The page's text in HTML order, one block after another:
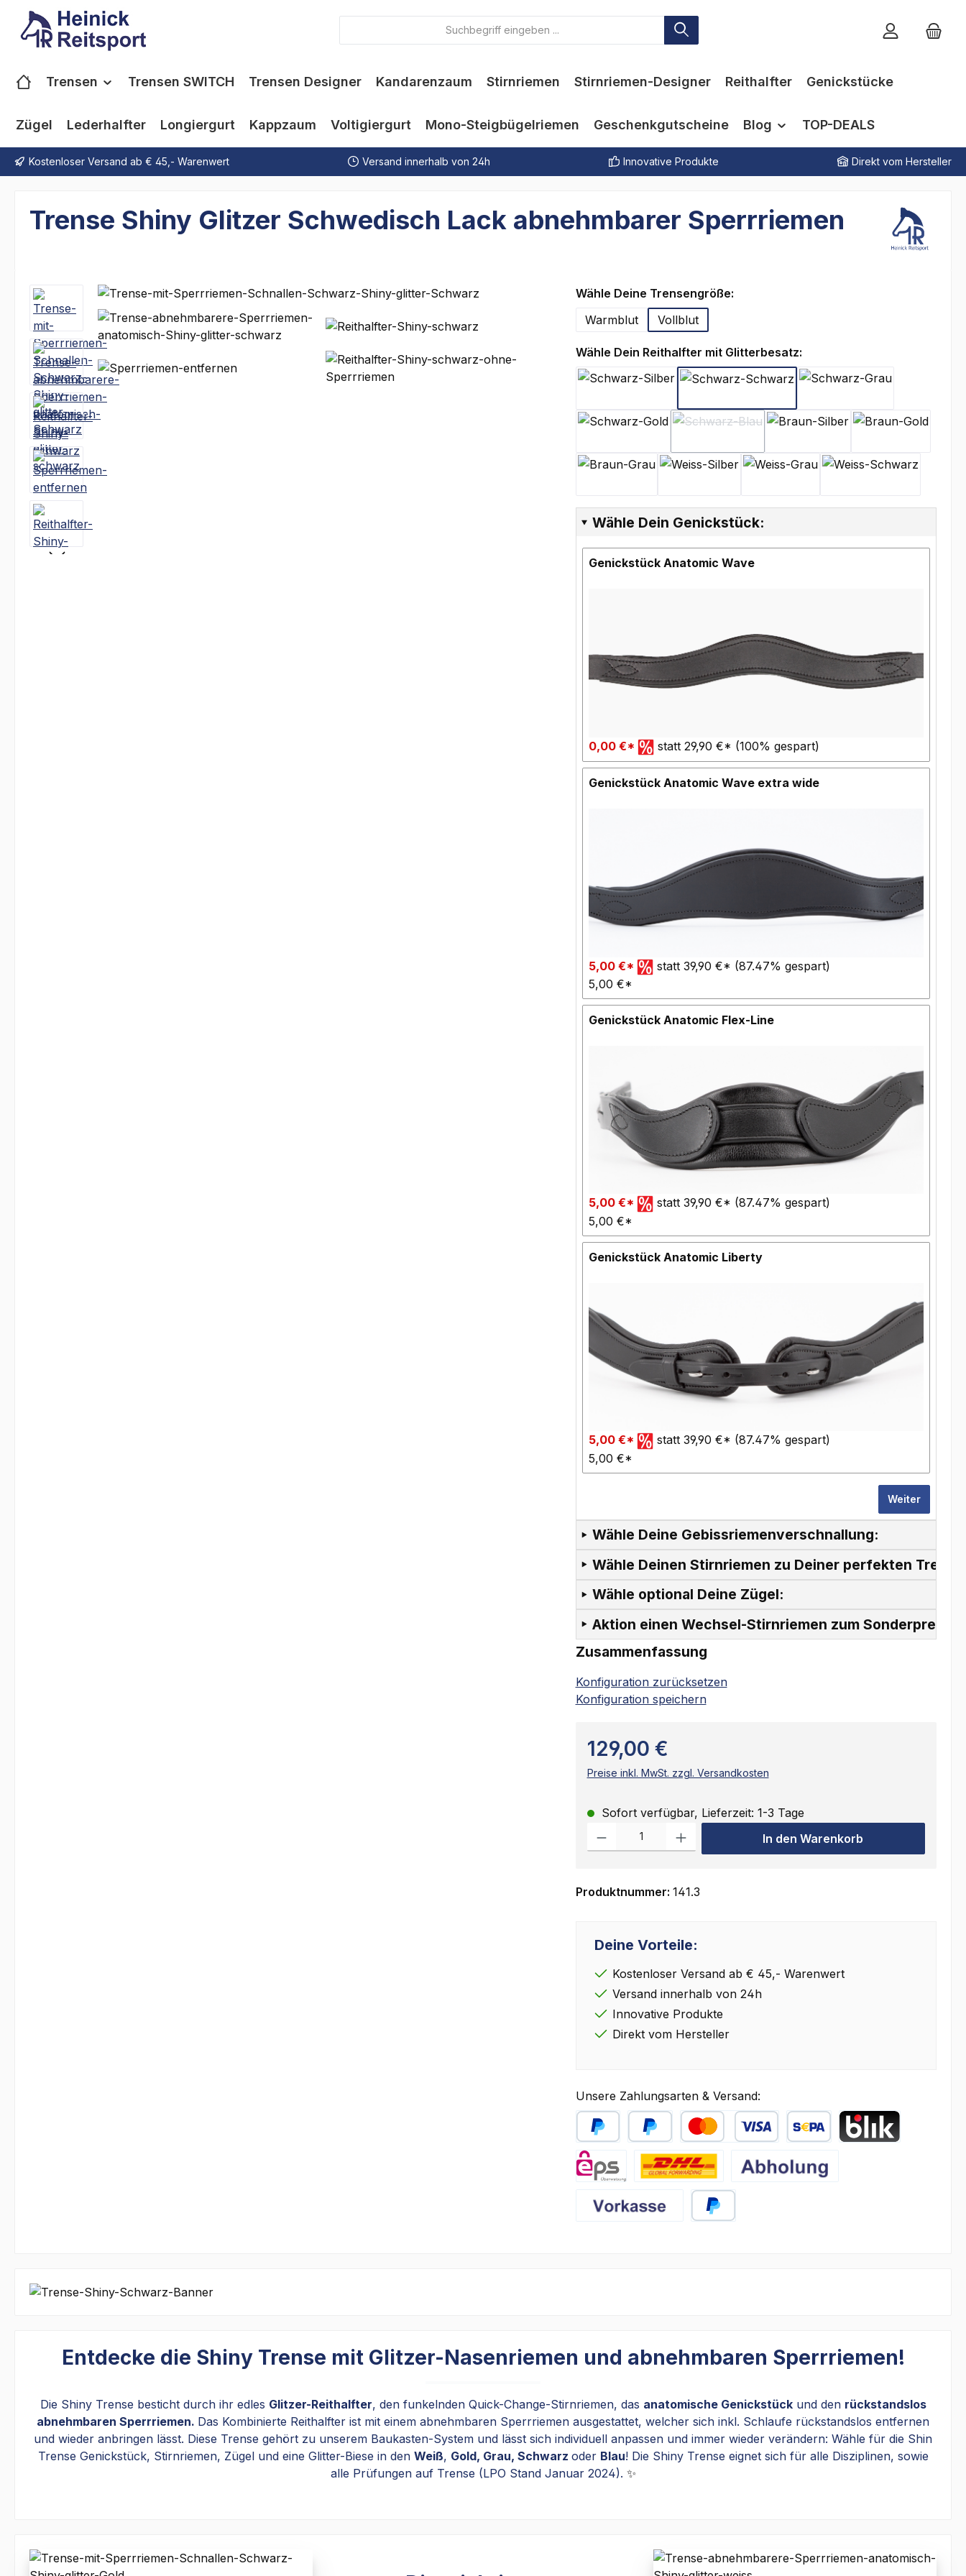
Hauptinhalt springen
Zur Suche springen
Zur Hauptnavigation springen
Trensen Trensen SWITCH Trensen Designer Kandarenzaum Stirnriemen Stirnriemen-Designer Reithalfter Genickstücke
Zügel Lederhalfter Longiergurt Kappzaum Voltigiergurt Mono-Steigbügelriemen Geschenkgutscheine Blog TOP-DEALS
Kostenloser Versand ab € 45,- Warenwert Versand innerhalb von 24h Innovative Produkte Direkt vom Hersteller
Trense Shiny Glitzer Schwedisch Lack abnehmbarer Sperrriemen
Bildergalerie überspringen Wähle Deine Trensengröße:auswählen
Warmblut
Vollblut
Wähle Dein Reithalfter mit Glitterbesatz:auswählen
Wähle Dein Genickstück:
Genickstück Anatomic Wave
0,00 €* statt 29,90 €* (100% gespart)
Genickstück Anatomic Wave extra wide
5,00 €*
statt 39,90 €* (87.47% gespart)
5,00 €*
Genickstück Anatomic Flex-Line
5,00 €*
statt 39,90 €* (87.47% gespart)
5,00 €*
Genickstück Anatomic Liberty
5,00 €*
statt 39,90 €* (87.47% gespart)
5,00 €*
Weiter
Wähle Deine Gebissriemenverschnallung:
Wähle Deinen Stirnriemen zu Deiner perfekten
Wähle optional Deine Zügel:
Aktion einen Wechsel-Stirnriemen zum Sonderpreis:
Zusammenfassung
Konfiguration zurücksetzen
Konfiguration speichern
129,00 €
Preise inkl. MwSt. zzgl. Versandkosten
Sofort verfügbar, Lieferzeit: 1-3 Tage
Produkt Anzahl: Gib den gewünschten Wert ein oder benutze die
In den Warenkorb
Produktnummer: 141.3
Deine Vorteile:
Kostenloser Versand ab € 45,- Warenwert
Versand innerhalb von 24h
Innovative Produkte
Direkt vom Hersteller
Unsere Zahlungsarten & Versand:
PayPal Später BezahlenKredit- oder Debitkarte
Abholung
Entdecke die Shiny Trense mit Glitzer-Nasenriemen und abnehmbaren Sperrriemen!
Die Shiny Trense besticht durch ihr edles Glitzer-Reithalfter, den funkelnden Quick-Change-Stirnriemen, das anatomische Genickstückund den rückstandslos
abnehmbaren Sperrriemen. Das Kombinierte Reithalfter ist mit einem abnehmbaren Sperrriemen ausgestattet, welcher sich inkl. Schlaufe rückstandslos entfernen
und wieder anbringen lässt. Diese Trense gehört zu unserem Baukasten-System und lässt sich individuell anpassen und immer wieder verändern: Wähle für die Shin
Trense Genickstück, Stirnriemen, Zügel und eine Glitter-Biese in den Weiß, Gold, Grau, Schwarz oder Blau! Die Shiny Trense eignet sich für alle Disziplinen, sowie
alle Prüfungen auf Trense (LPO Stand Januar 2024). ✨